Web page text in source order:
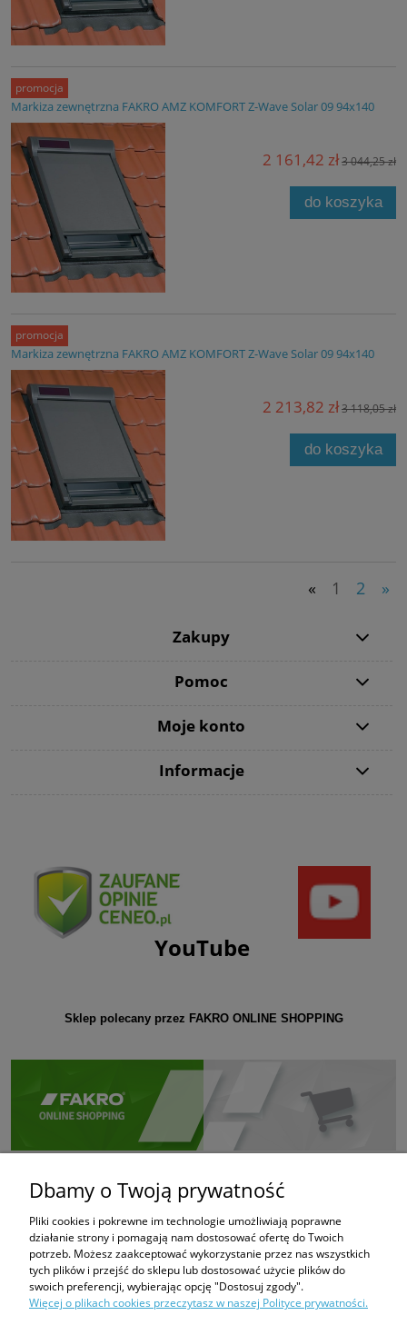
Markiza zewnętrzna FAKRO AMZ KOMFORT Z-Wave Solar 09 94x140
2 161,42 zł3 044,25 zł
do koszyka
promocja
Markiza zewnętrzna FAKRO AMZ KOMFORT Z-Wave Solar 09 94x140
2 213,82 zł3 118,05 zł
do koszyka
promocja
« 1 2 »
Zakupy
Pomoc
Moje konto
Informacje
YouTube
Sklep polecany przez FAKRO ONLINE SHOPPING
Dbamy o Twoją prywatność
Pliki cookies i pokrewne im technologie umożliwiają poprawne
działanie strony i pomagają nam dostosować ofertę do Twoich
potrzeb. Możesz zaakceptować wykorzystanie przez nas wszystkich
tych plików i przejść do sklepu lub dostosować użycie plików do
swoich preferencji, wybierając opcję "Dostosuj zgody".
Więcej o plikach cookies przeczytasz w naszej Polityce prywatności.